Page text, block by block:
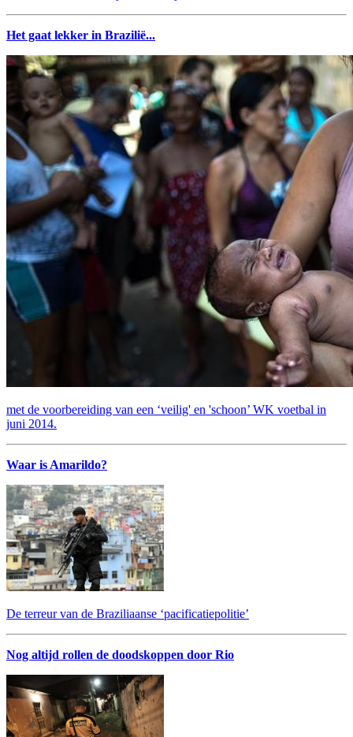
Het gaat lekker in Brazilië...
met de voorbereiding van een ‘veilig' en 'schoon’ WK voetbal in
juni 2014.
Waar is Amarildo?
De terreur van de Braziliaanse ‘pacificatiepolitie’
Nog altijd rollen de doodskoppen door Rio